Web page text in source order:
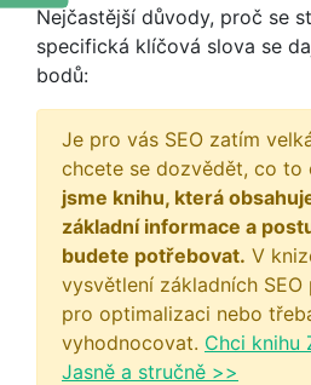
Nejčastější důvody, proč se
specifická klíčová slova se
bodů:
Je pro vás SEO zatím
chcete se dozvědět, co to
jsme knihu, která
základní informace a
budete potřebovat. V
vysvětlení základních
pro optimalizaci nebo
vyhodnocovat. Chci knihu
Jasně a stručně >>